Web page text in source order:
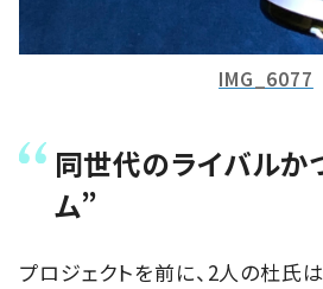
IMG_6077
同世代のライバルか
ム”
プロジェクトを前に、2人の杜氏